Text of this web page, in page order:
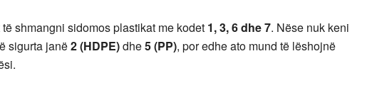
shmangni sidomos plastikat me kodet 1, 3, 6 dhe 7. Nëse nuk keni
sigurta janë2 (HDPE)dhe5 (PP), por edhe ato mund të lëshojnë